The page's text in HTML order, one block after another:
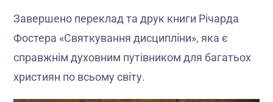
Завершено переклад та друк книги Річарда
Фостера «Святкування дисципліни», яка є
справжнім духовним путівником для багатьох
християн по всьому світу.